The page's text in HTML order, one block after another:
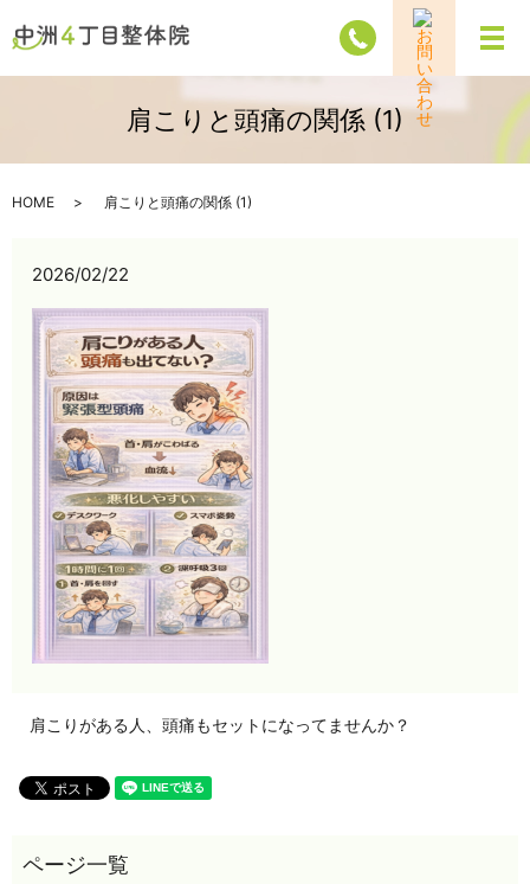
メ
肩こりと頭痛の関係 (1)
HOME 肩こりと頭痛の関係 (1)
2026/02/22
肩こりがある人、頭痛もセットになってませんか？